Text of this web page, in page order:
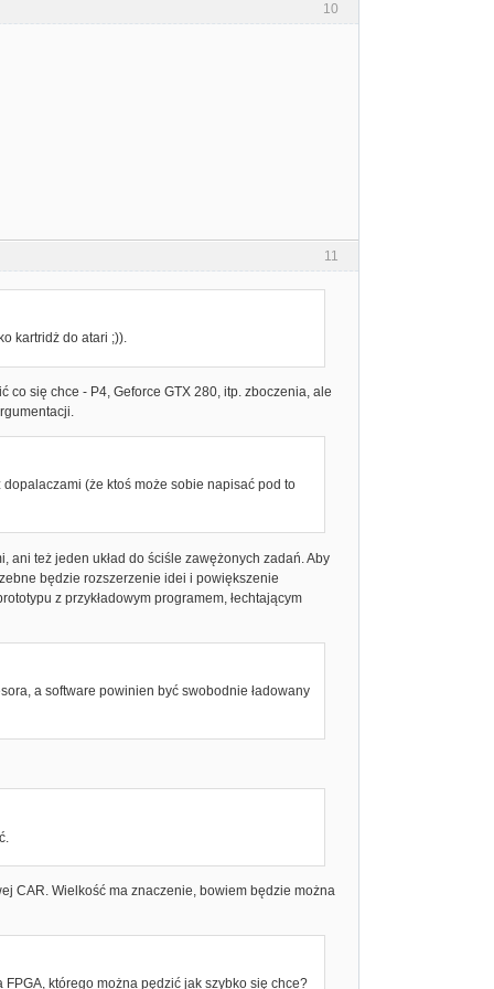
10
11
kartridż do atari ;)).
co się chce - P4, Geforce GTX 280, itp. zboczenia, ale
(że ktoś może sobie napisać pod to
ani też jeden układ do ściśle zawężonych zadań. Aby
będzie rozszerzenie idei i powiększenie
z przykładowym programem, łechtającym
a software powinien być swobodnie ładowany
CAR. Wielkość ma znaczenie, bowiem będzie można
którego można pędzić jak szybko się chce?